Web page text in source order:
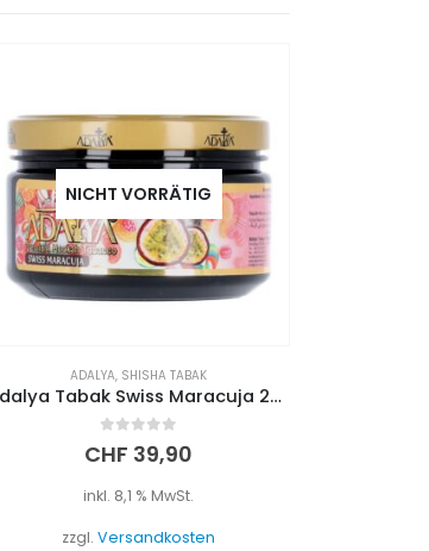
NICHT VORRÄTIG
ADALYA, SHISHA TABAK
Adalya Tabak Swiss Maracuja 200g
out of 5
CHF 39,90
inkl. 8,1 % MwSt.
zzgl. Versandkosten